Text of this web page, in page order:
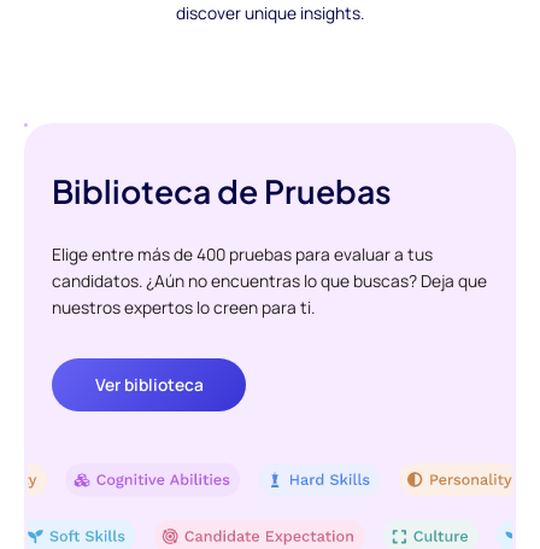
discover unique insights.
Biblioteca de Pruebas
Elige entre más de 400 pruebas para evaluar a tus
candidatos. ¿Aún no encuentras lo que buscas? Deja que
nuestros expertos lo creen para ti.
Ver biblioteca